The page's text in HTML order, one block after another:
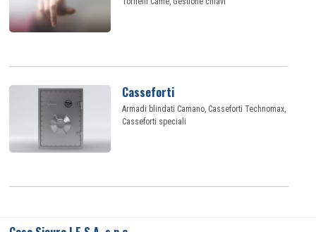
Casseforti
Armadi blindati Camano, Casseforti Technomax,
Casseforti speciali